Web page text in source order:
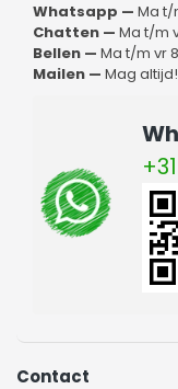
Whatsapp — Ma t/
Chatten — Ma t/m
Bellen — Ma t/m vr
Mailen — Mag altijd!
Contact